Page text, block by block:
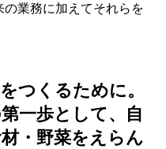
業務に加えてそれらを
つくるために。
一歩として、自
・野菜をえらん